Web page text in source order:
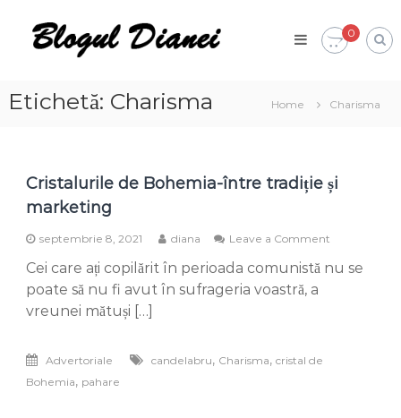
content
Blogul
Dianei
opinie,
călătorii
0
Etichetă: Charisma Home Charisma
Cristalurile de Bohemia-între tradiție și
marketing
septembrie 8, 2021 diana Leave a Comment
de
Cei care ați copilărit în perioada comunistă nu se
poate să nu fi avut în sufrageria voastră, a
vreunei mătuși […]
Advertoriale candelabru, Charisma, cristal de
Bohemia, pahare